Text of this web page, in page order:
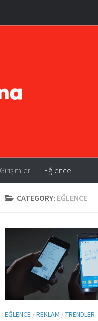
Girişimler Eğlence
CATEGORY: EĞLENCE
EĞLENCE /REKLAM /TRENDLER